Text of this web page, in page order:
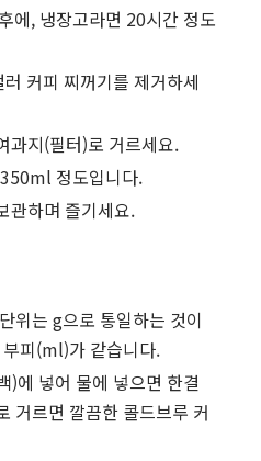
에, 냉장고라면 20시간 정도
커피 찌꺼기를 제거하세
과지(필터)로 거르세요.
정도입니다.
관하며 즐기세요.
위는 g으로 통일하는 것이
피(ml)가 같습니다.
)에 넣어 물에 넣으면 한결
거르면 깔끔한 콜드브루 커